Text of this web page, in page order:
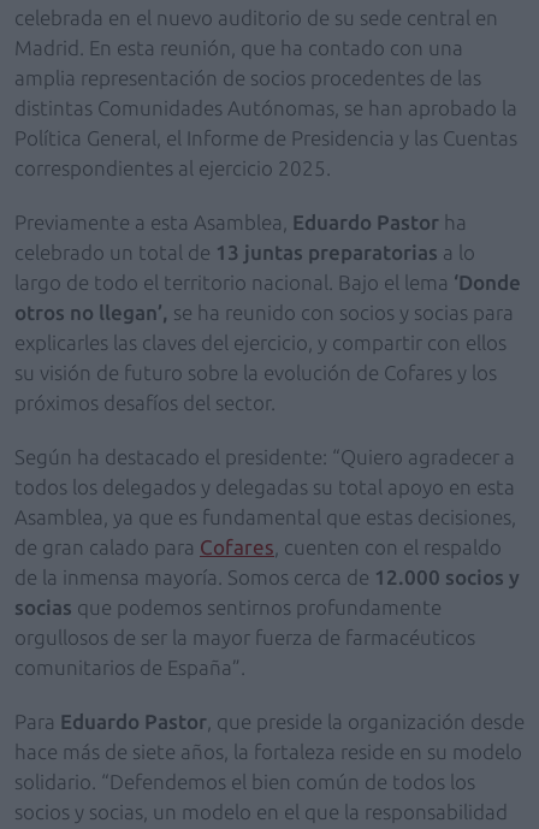
celebrada en el nuevo auditorio de su sede central en
Madrid. En esta reunión, que ha contado con una
amplia representación de socios procedentes de las
distintas Comunidades Autónomas, se han aprobado la
Política General, el Informe de Presidencia y las Cuentas
correspondientes al ejercicio 2025.
Previamente a esta Asamblea, Eduardo Pastor ha
celebrado un total de 13 juntas preparatorias a lo
largo de todo el territorio nacional. Bajo el lema ‘Donde
otros no llegan’, se ha reunido con socios y socias para
explicarles las claves del ejercicio, y compartir con ellos
su visión de futuro sobre la evolución de Cofares y los
próximos desafíos del sector.
Según ha destacado el presidente: “Quiero agradecer a
todos los delegados y delegadas su total apoyo en esta
Asamblea, ya que es fundamental que estas decisiones,
de gran calado para Cofares , cuenten con el respaldo
de la inmensa mayoría. Somos cerca de 12.000 socios y
socias que podemos sentirnos profundamente
orgullosos de ser la mayor fuerza de farmacéuticos
comunitarios de España”.
Para Eduardo Pastor , que preside la organización desde
hace más de siete años, la fortaleza reside en su modelo
solidario. “Defendemos el bien común de todos los
socios y socias, un modelo en el que la responsabilidad